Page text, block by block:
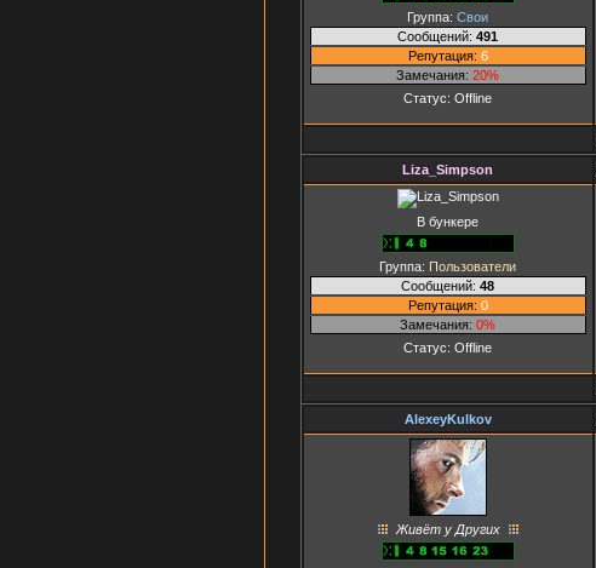
Группа: Свои
Сообщений: 491
Репутация: 6
Замечания: 20%
Статус: Offline
Liza_Simpson
В бункере
Группа: Пользователи
Сообщений: 48
Репутация: 0
Замечания: 0%
Статус: Offline
AlexeyKulkov
Живёт у Других